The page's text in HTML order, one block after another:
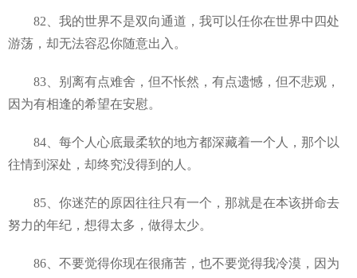
82、我的世界不是双向通道，我可以任你在世界中四处
游荡，却无法容忍你随意出入。
83、别离有点难舍，但不怅然，有点遗憾，但不悲观，
因为有相逢的希望在安慰。
84、每个人心底最柔软的地方都深藏着一个人，那个以
往情到深处，却终究没得到的人。
85、你迷茫的原因往往只有一个，那就是在本该拼命去
努力的年纪，想得太多，做得太少。
86、不要觉得你现在很痛苦，也不要觉得我冷漠，因为